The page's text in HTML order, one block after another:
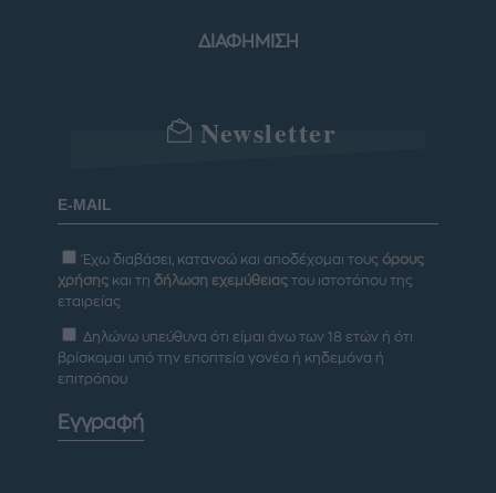
ΔΙΑΦΗΜΙΣΗ
Newsletter
Έχω διαβάσει, κατανοώ και αποδέχομαι τους όρους
χρήσης και τη δήλωση εχεμύθειας του ιστοτόπου της
εταιρείας
Δηλώνω υπεύθυνα ότι είμαι άνω των 18 ετών ή ότι
βρίσκομαι υπό την εποπτεία γονέα ή κηδεμόνα ή
επιτρόπου
Εγγραφή